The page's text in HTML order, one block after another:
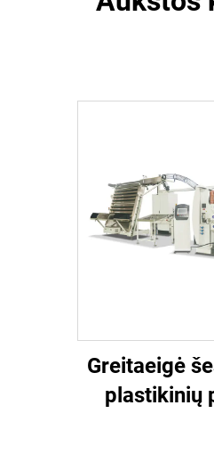
Greitaeigė
plastikinių